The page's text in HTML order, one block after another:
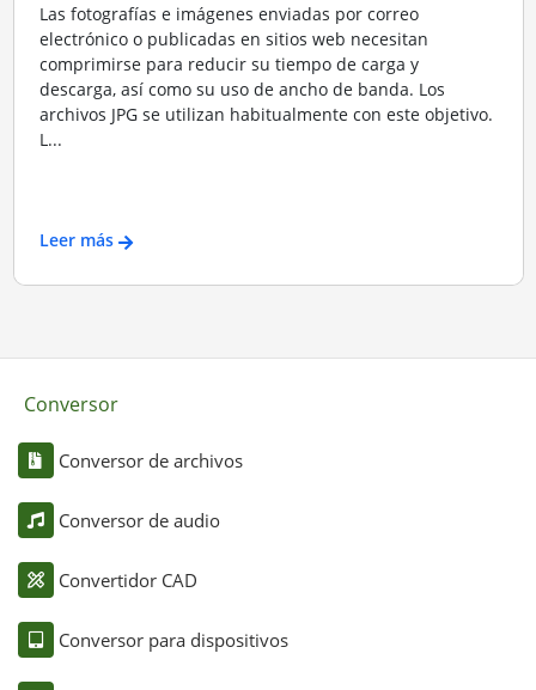
Las fotografías e imágenes enviadas por correo
electrónico o publicadas en sitios web necesitan
comprimirse para reducir su tiempo de carga y
descarga, así como su uso de ancho de banda. Los
archivos JPG se utilizan habitualmente con este objetivo.
L...
Leer más
Conversor
Conversor de archivos
Conversor de audio
Convertidor CAD
Conversor para dispositivos